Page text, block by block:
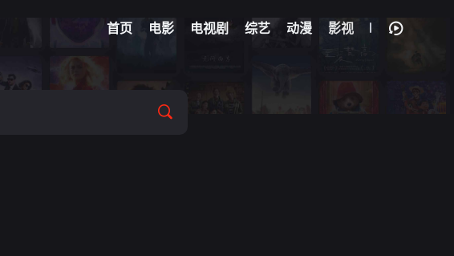
首页 电影 电视剧 综艺 动漫 影视